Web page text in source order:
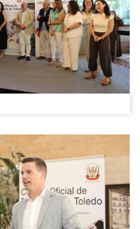
Medio Ambiente
Planeta Rural
Especiales
Política
Galerías